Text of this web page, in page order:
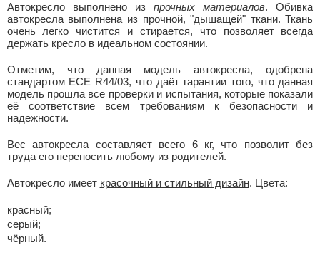
Автокресло выполнено изпрочных материалов. Обивка
автокресла выполнена из прочной, "дышащей" ткани. Ткань
очень легко чистится и стирается, что позволяет всегда
держать кресло в идеальном состоянии.
Отметим, что данная модель автокресла, одобрена
стандартом ECE R44/03, что даёт гарантии того, что данная
модель прошла все проверки и испытания, которые показали
её соответствие всем требованиям к безопасности и
надежности.
Вес автокресла составляет всего 6 кг, что позволит без
труда его переносить любому из родителей.
Автокресло имеет красочный и стильный дизайн. Цвета:
красный;
серый;
чёрный.